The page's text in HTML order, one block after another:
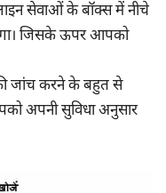
सेवाओं के बॉक्स में नीचे
जिसके ऊपर आपको
जांच करने के बहुत से
अपनी सुविधा अनुसार